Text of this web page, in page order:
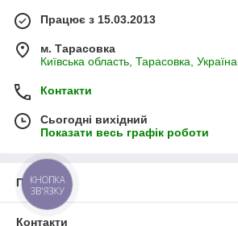
Працює з 15.03.2013
м. Тарасовка
Київська область, Тарасовка, Україна
Контакти
Сьогодні вихідний
Показати весь графік роботи
Про нас
Контакти
КНОПКА
ЗВ'ЯЗКУ